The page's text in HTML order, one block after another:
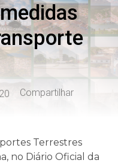
Compartilhar
Terrestres
no Diário Oficial da